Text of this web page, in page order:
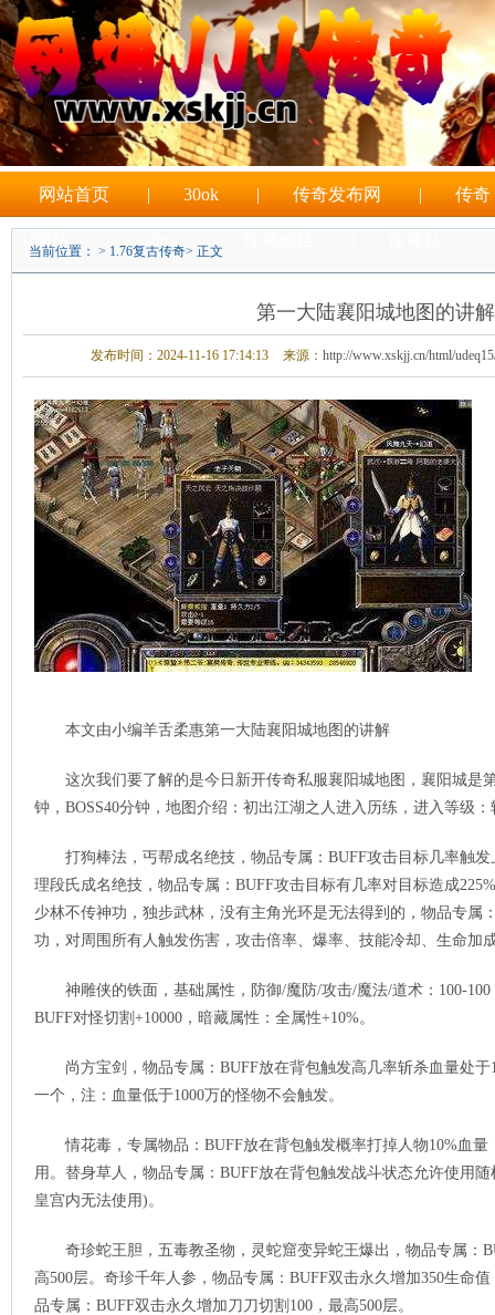
网站首页 | 30ok | 传奇发布网 | 传奇
当前位置： > 1.76复古传奇> 正文
第一大陆襄阳城地图的讲解
发布时间：2024-11-16 17:14:13 来源： http://www.xskjj.cn/html/
本文由小编羊舌柔惠第一大陆襄阳城地图的讲解
这次我们要了解的是今日新开传奇私服襄阳城地图，襄阳城是
钟，BOSS40分钟，地图介绍：初出江湖之人进入历练，进入等级
打狗棒法，丐帮成名绝技，物品专属：BUFF攻击目标几率触
理段氏成名绝技，物品专属：BUFF攻击目标有几率对目标造成
少林不传神功，独步武林，没有主角光环是无法得到的，物品专属
功，对周围所有人触发伤害，攻击倍率、爆率、技能冷却、生命加
神雕侠的铁面，基础属性，防御/魔防/攻击/魔法/道术：100-
BUFF对怪切割+10000，暗藏属性：全属性+10%。
尚方宝剑，物品专属：BUFF放在背包触发高几率斩杀血量处
一个，注：血量低于1000万的怪物不会触发。
情花毒，专属物品：BUFF放在背包触发概率打掉人物10%血
用。替身草人，物品专属：BUFF放在背包触发战斗状态允许使用
皇宫内无法使用)。
奇珍蛇王胆，五毒教圣物，灵蛇窟变异蛇王爆出，物品专属：
高500层。奇珍千年人参，物品专属：BUFF双击永久增加350生命
品专属：BUFF双击永久增加刀刀切割100，最高500层。